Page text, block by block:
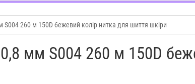
260 м 150D бежевий колір нитка для шиття шкіри
мм S004 260 м 150D